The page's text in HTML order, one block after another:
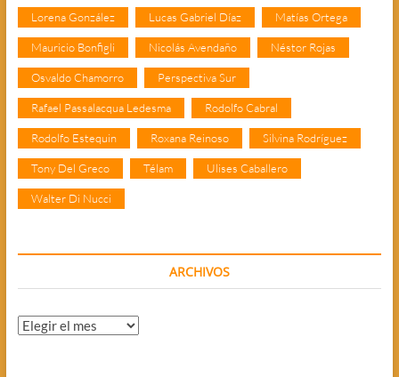
Lorena González Lucas Gabriel Díaz Matías Ortega
Mauricio Bonfigli Nicolás Avendaño Néstor Rojas
Osvaldo Chamorro Perspectiva Sur
Rafael Passalacqua Ledesma Rodolfo Cabral
Rodolfo Estequin Roxana Reinoso Silvina Rodríguez
Tony Del Greco Télam Ulises Caballero
Walter Di Nucci
ARCHIVOS
Archivos